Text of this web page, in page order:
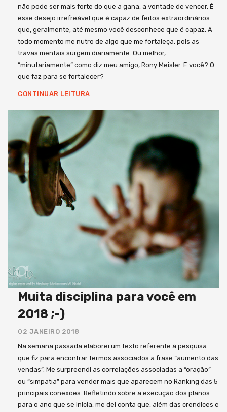
não pode ser mais forte do que a gana, a vontade de vencer. É
esse desejo irrefreável que é capaz de feitos extraordinários
que, geralmente, até mesmo você desconhece que é capaz. A
todo momento me nutro de algo que me fortaleça, pois as
travas mentais surgem diariamente. Ou melhor,
“minutariamente” como diz meu amigo, Rony Meisler. E você? O
que faz para se fortalecer?
CONTINUAR LEITURA
Muita disciplina para você em
2018 ;-)
02 JANEIRO 2018
Na semana passada elaborei um texto referente à pesquisa
que fiz para encontrar termos associados a frase “aumento das
vendas”. Me surpreendi as correlações associadas a “oração”
ou “simpatia” para vender mais que aparecem no Ranking das 5
principais conexões. Refletindo sobre a execução dos planos
para o ano que se inicia, me dei conta que, além das crendices e